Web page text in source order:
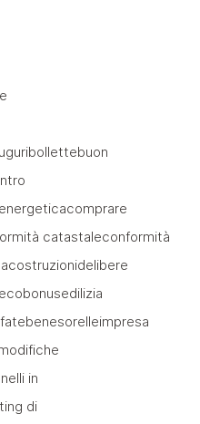
bollettebuon
comprare
catastaleconformità
costruzionidelibere
ecobonusedilizia
fatebenesorelleimpresa
in
di